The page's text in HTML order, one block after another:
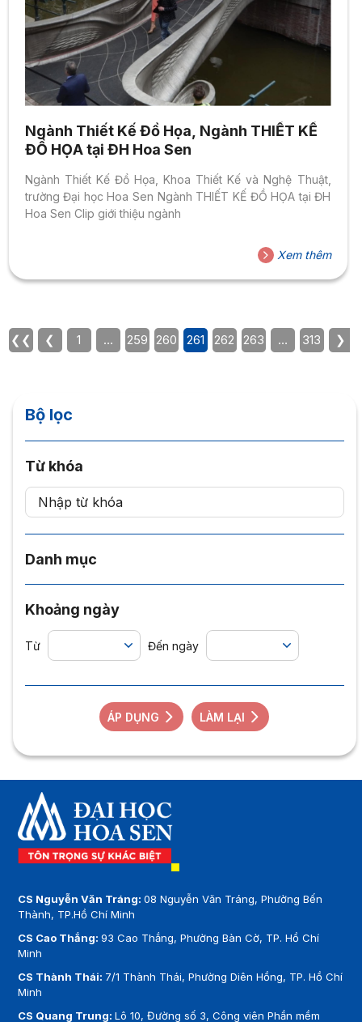
Ngành Thiết Kế Đồ Họa, Ngành THIẾT KẾ
ĐỒ HỌA tại ĐH Hoa Sen
Ngành Thiết Kế Đồ Họa, Khoa Thiết Kế và Nghệ Thuật,
trường Đại học Hoa Sen Ngành THIẾT KẾ ĐỒ HỌA tại ĐH
Hoa Sen Clip giới thiệu ngành
Xem thêm
❮❮ ❮ 1 … 259 260 261 262 263 … 313 ❯
Bộ lọc
Từ khóa
Danh mục
Khoảng ngày
Từ Đến ngày
ÁP DỤNG LÀM LẠI
CS Nguyễn Văn Tráng:08 Nguyễn Văn Tráng, Phường Bến
Thành, TP.Hồ Chí Minh
CS Cao Thắng:93 Cao Thắng, Phường Bàn Cờ, TP. Hồ Chí
Minh
CS Thành Thái: 7/1 Thành Thái, Phường Diên Hồng, TP. Hồ Chí
Minh
CS Quang Trung:Lô 10, Đường số 3, Công viên Phần mềm